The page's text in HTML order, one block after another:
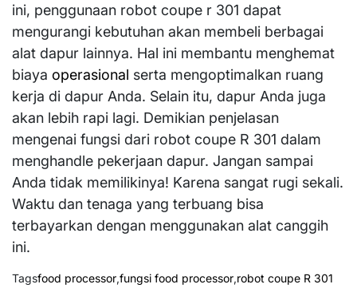
ini, penggunaan robot coupe r 301 dapat
mengurangi kebutuhan akan membeli berbagai
alat dapur lainnya. Hal ini membantu menghemat
biaya operasional serta mengoptimalkan ruang
kerja di dapur Anda. Selain itu, dapur Anda juga
akan lebih rapi lagi. Demikian penjelasan
mengenai fungsi dari robot coupe R 301 dalam
menghandle pekerjaan dapur. Jangan sampai
Anda tidak memilikinya! Karena sangat rugi sekali.
Waktu dan tenaga yang terbuang bisa
terbayarkan dengan menggunakan alat canggih
ini.
Tagsfood processor,fungsi food processor,robot coupe R 301